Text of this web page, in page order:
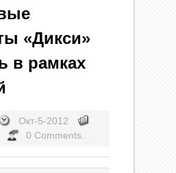
«Дикси»
в рамках
Окт-5-2012
0 Comments.